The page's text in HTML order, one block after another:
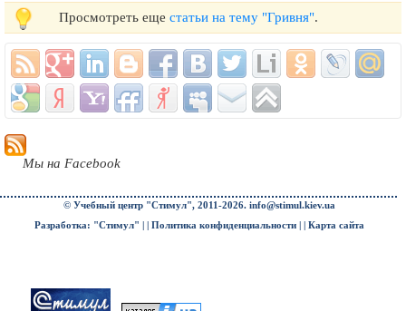
Просмотреть еще статьи на тему "Гривня".
Мы на Facebook
© Учебный центр "Стимул", 2011-2026. info@stimul.kiev.ua
Разработка: "Стимул" | | Политика конфиденциальности| | Карта сайта